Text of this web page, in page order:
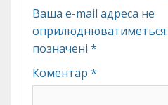
Ваша e-mail адреса не
оприлюднюватиметься.
позначені *
Коментар *